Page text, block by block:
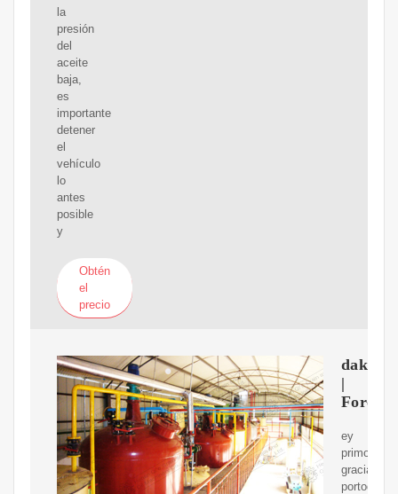
la
presión
del
aceite
baja,
es
importante
detener
el
vehículo
lo
antes
posible
y
Obtén
el
precio
dakota
|
ey
primos
gracias
portodos